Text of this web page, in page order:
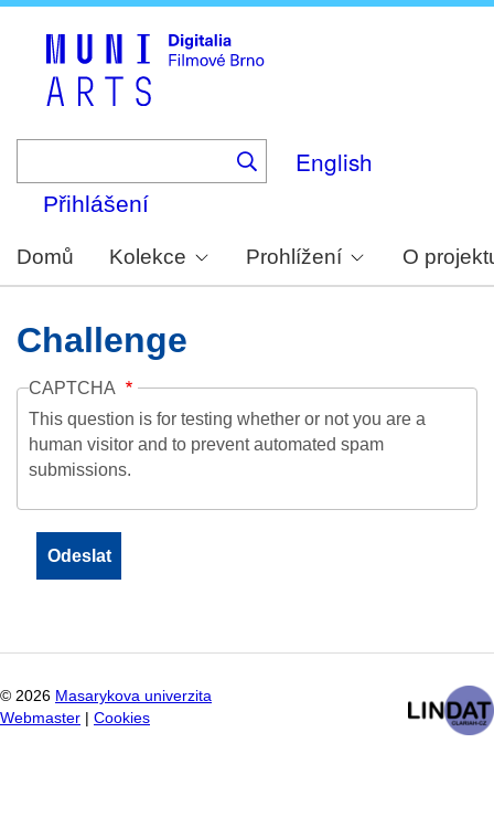
English
Přihlášení
Domů Kolekce Prohlížení O
Challenge
CAPTCHA
This question is for testing whether or not you are a
human visitor and to prevent automated spam
submissions.
© 2026 Masarykova univerzita
Webmaster
Cookies